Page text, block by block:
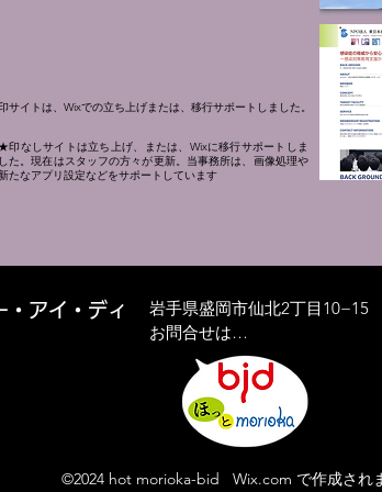
サイトは、Wixでの立ち上げまたは、移行サポートしました。
印なしサイトは立ち上げ、または、Wixに移行サポートしま
た。現在はスタッフの方々が更新。当事務所は、画像処理や
たなアプリ設定などをサポートしています
・アイ・ディ
岩手県盛岡市仙北2丁目
お問合せは…
©2024 hot morioka-bid Wix.com で作成され